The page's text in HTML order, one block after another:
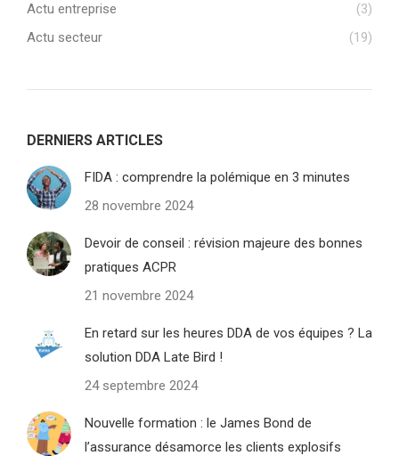
Actu entreprise
(3)
Actu secteur
(19)
DERNIERS ARTICLES
FIDA : comprendre la polémique en 3 minutes
28 novembre 2024
Devoir de conseil : révision majeure des bonnes
pratiques ACPR
21 novembre 2024
En retard sur les heures DDA de vos équipes ? La
solution DDA Late Bird !
24 septembre 2024
Nouvelle formation : le James Bond de
l’assurance désamorce les clients explosifs